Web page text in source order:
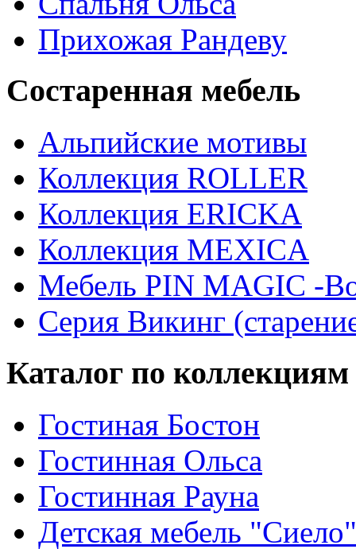
Прихожая Рандеву
Состаренная мебель
Альпийские мотивы
Коллекция ROLLER
Коллекция ERICKA
Коллекция MEXICA
Мебель PIN MAGIС -
Серия Викинг
Каталог по коллекциям
Гостиная Бостон
Гостинная Ольса
Гостинная Рауна
Детская мебель "Сиело"